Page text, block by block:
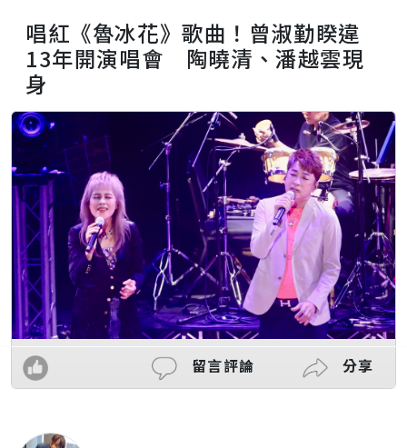
唱紅《魯冰花》歌曲！曾淑勤睽違
13年開演唱會 陶曉清、潘越雲現
身
留言評論 分享